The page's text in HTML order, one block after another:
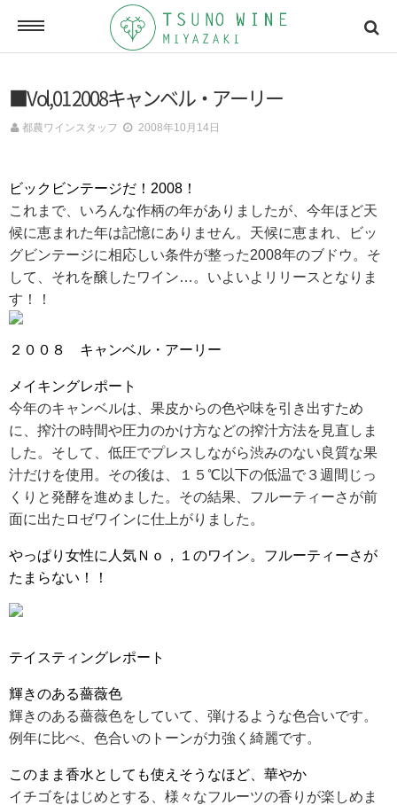
ONLINE SHOP
オンラインショッピング
メールマガジン
アクセスマップ
CONTACT
RECRUIT
会社概要
■Vol,01 2008キャンベル・アーリー
都農ワインスタッフ 2008年10月14日
ビックビンテージだ！2008！
これまで、いろんな作柄の年がありましたが、今年ほど天
候に恵まれた年は記憶にありません。天候に恵まれ、ビッ
グビンテージに相応しい条件が整った2008年のブドウ。そ
して、それを醸したワイン…。いよいよリリースとなりま
す！！
２００８ キャンベル・アーリー
メイキングレポート
今年のキャンベルは、果皮からの色や味を引き出すため
に、搾汁の時間や圧力のかけ方などの搾汁方法を見直しま
した。そして、低圧でプレスしながら渋みのない良質な果
汁だけを使用。その後は、１５℃以下の低温で３週間じっ
くりと発酵を進めました。その結果、フルーティーさが前
面に出たロゼワインに仕上がりました。
やっぱり女性に人気Ｎｏ，１のワイン。フルーティーさが
たまらない！！
テイスティングレポート
輝きのある薔薇色
輝きのある薔薇色をしていて、弾けるような色合いです。
例年に比べ、色合いのトーンが力強く綺麗です。
このまま香水としても使えそうなほど、華やか
イチゴをはじめとする、様々なフルーツの香りが楽しめま